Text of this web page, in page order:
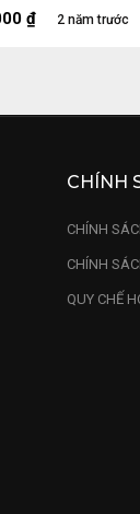
2 năm trước
₫
CHÍNH
CHÍNH
CHÍNH
QUY CHẾ